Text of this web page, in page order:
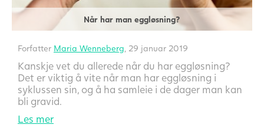
Når har man eggløsning?
Forfatter Maria Wenneberg , 29 januar 2019
Kanskje vet du allerede når du har eggløsning?
Det er viktig å vite når man har eggløsning i
syklussen sin, og å ha samleie i de dager man kan
bli gravid.
Les mer